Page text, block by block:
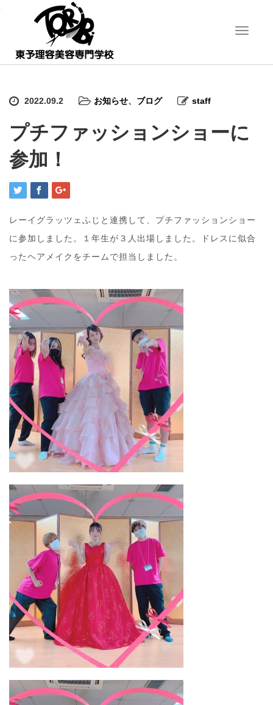
T
v
i
2022.09.2 お知らせ、 ブログ staff
プチファッションショーに
参加！
レーイグラッツェふじと連携して、プチファッションショー
に参加しました。１年生が３人出場しました。ドレスに似合
ったヘアメイクをチームで担当しました。